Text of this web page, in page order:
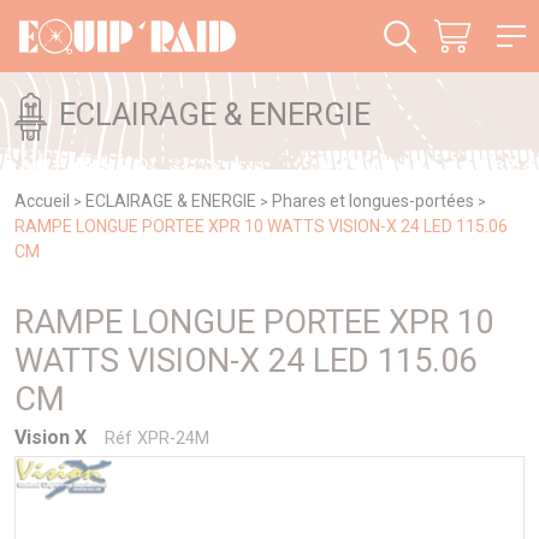
ECLAIRAGE & ENERGIE
Accueil > ECLAIRAGE & ENERGIE > Phares et longues-portées >
RAMPE LONGUE PORTEE XPR 10 WATTS VISION-X 24 LED 115.06
CM
RAMPE LONGUE PORTEE XPR 10
WATTS VISION-X 24 LED 115.06
CM
Vision X Réf XPR-24M
Panneau de gestion des cookies